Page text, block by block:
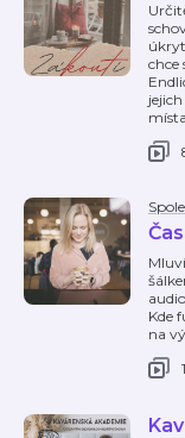
chce
Kde
na